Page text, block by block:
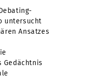
untersucht
Ansatzes
Gedächtnis